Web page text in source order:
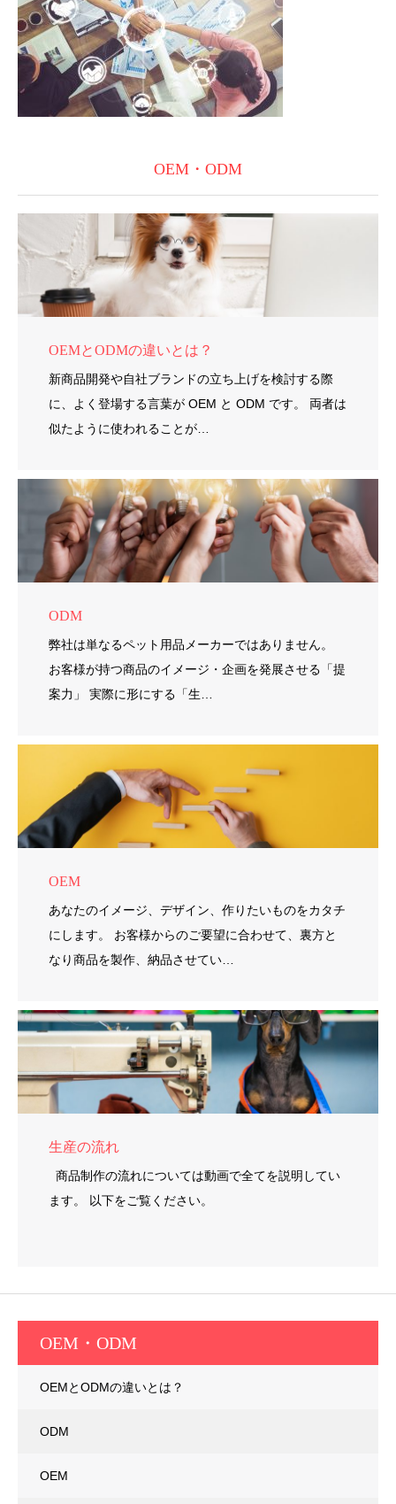
OEM・ODM
OEMとODMの違いとは？
新商品開発や自社ブランドの立ち上げを検討する際
に、よく登場する言葉が OEM と ODM です。 両者は
似たように使われることが…
ODM
弊社は単なるペット用品メーカーではありません。
お客様が持つ商品のイメージ・企画を発展させる「提
案力」 実際に形にする「生…
OEM
あなたのイメージ、デザイン、作りたいものをカタチ
にします。 お客様からのご要望に合わせて、裏方と
なり商品を製作、納品させてい…
生産の流れ
ます。 以下をご覧ください。
OEM・ODM
OEMとODMの違いとは？
ODM
OEM